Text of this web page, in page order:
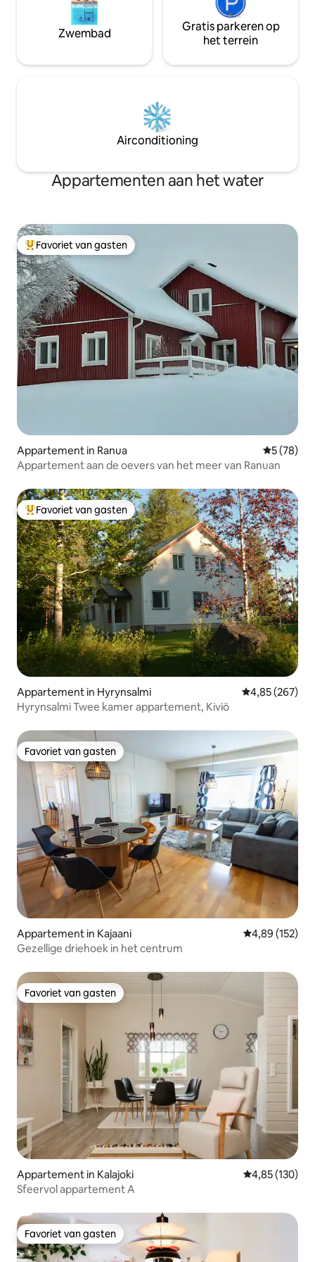
Zwembad
Gratis parkeren op
het terrein
Airconditioning
Appartementen aan het water
Topfavoriet van gasten
Favoriet van gasten
Appartement in Ranua
5 (78)
Appartement aan de oevers van het meer van Ranuan
Topfavoriet van gasten
Favoriet van gasten
Appartement in Hyrynsalmi Gemiddelde
4,85 (267)
Hyrynsalmi Twee kamer appartement, Kiviö
Favoriet van gasten
Favoriet van gasten
Appartement in Kajaani Gemiddelde
4,89 (152)
Gezellige driehoek in het centrum
Favoriet van gasten
Favoriet van gasten
Appartement in Kalajoki Gemiddelde
4,85 (130)
Sfeervol appartement A
Favoriet van gasten
Favoriet van gasten